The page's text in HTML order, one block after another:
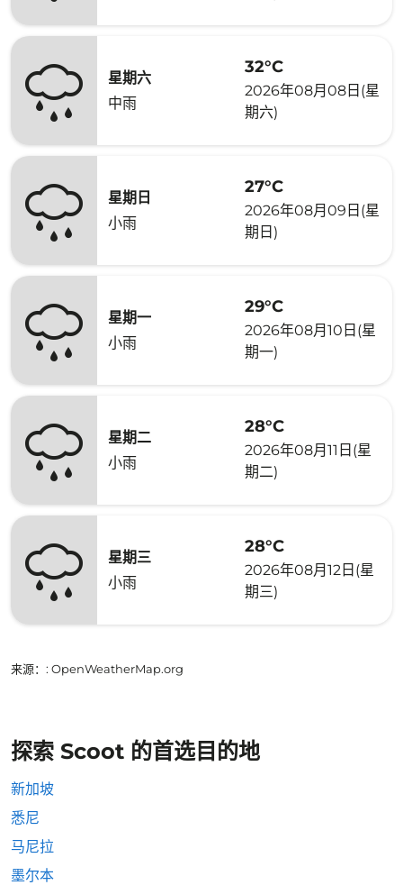
星期六
中雨
32°C
2026年08月08日(星
期六)
星期日
小雨
27°C
2026年08月09日(星
期日)
星期一
小雨
29°C
2026年08月10日(星
期一)
星期二
小雨
28°C
2026年08月11日(星
期二)
星期三
小雨
28°C
2026年08月12日(星
期三)
来源： : OpenWeatherMap.org
探索 Scoot 的首选目的地
新加坡
悉尼
马尼拉
墨尔本